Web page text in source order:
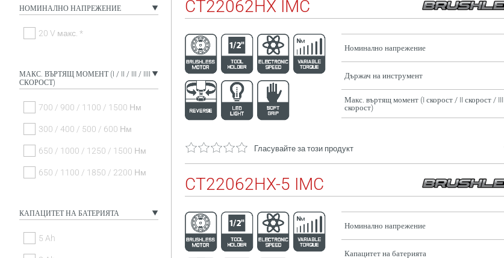
НОМИНАЛНО НАПРЕЖЕНИЕ
20 V макс. *
МАКС. ВЪРТЯЩ МОМЕНТ (I / II / III / IIII
СКОРОСТ)
700 / 900 / 1100 / 1500 Нм
300 / 400 / 500 / 600 Нм
650 / 1000 / 1250 / 1500 Нм
650 / 1100 / 1850 / 2200 Нм
КАПАЦИТЕТ НА БАТЕРИЯТА
5 Ah
CT22062HX IMC
Номинално напрежение
Държач на инструмент
Макс. въртящ момент (I скорост / II скорост / III
скорост)
Гласувайте за този продукт
CT22062HX-5 IMC
Номинално напрежение
Капацитет на батерията